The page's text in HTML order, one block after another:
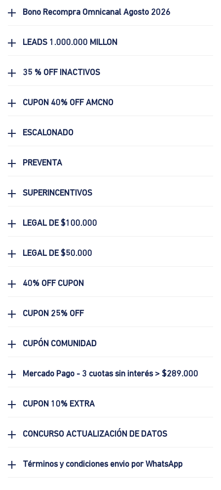
Bono Recompra Omnicanal Agosto 2026
LEADS 1.000.000 MILLON
35 % OFF INACTIVOS
CUPON 40% OFF AMCNO
ESCALONADO
PREVENTA
SUPERINCENTIVOS
LEGAL DE $100.000
LEGAL DE $50.000
40% OFF CUPON
CUPON 25% OFF
CUPÓN COMUNIDAD
Mercado Pago - 3 cuotas sin interés > $289.000
CUPON 10% EXTRA
CONCURSO ACTUALIZACIÓN DE DATOS
Términos y condiciones envio por WhatsApp